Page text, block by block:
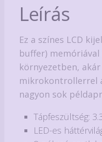
Leírás
Ez a színes LCD
buffer)
környezetben,
mikrokontrollerrel
nagyon sok
Tápfeszültség:
LED-es